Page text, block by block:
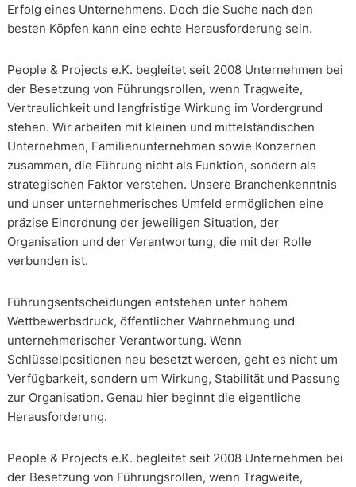
Erfolg eines Unternehmens. Doch die Suche nach den
besten Köpfen kann eine echte Herausforderung sein.
People & Projects e.K. begleitet seit 2008 Unternehmen bei
der Besetzung von Führungsrollen, wenn Tragweite,
Vertraulichkeit und langfristige Wirkung im Vordergrund
stehen. Wir arbeiten mit kleinen und mittelständischen
Unternehmen, Familienunternehmen sowie Konzernen
zusammen, die Führung nicht als Funktion, sondern als
strategischen Faktor verstehen. Unsere Branchenkenntnis
und unser unternehmerisches Umfeld ermöglichen eine
präzise Einordnung der jeweiligen Situation, der
Organisation und der Verantwortung, die mit der Rolle
verbunden ist.
Führungsentscheidungen entstehen unter hohem
Wettbewerbsdruck, öffentlicher Wahrnehmung und
unternehmerischer Verantwortung. Wenn
Schlüsselpositionen neu besetzt werden, geht es nicht um
Verfügbarkeit, sondern um Wirkung, Stabilität und Passung
zur Organisation. Genau hier beginnt die eigentliche
Herausforderung.
People & Projects e.K. begleitet seit 2008 Unternehmen bei
der Besetzung von Führungsrollen, wenn Tragweite,